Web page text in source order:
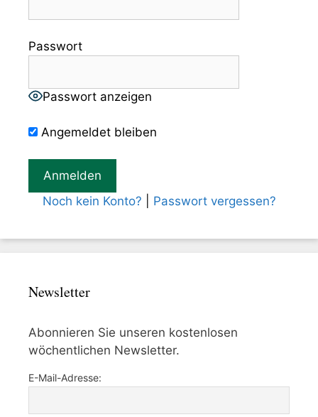
Passwort
Passwort anzeigen
Angemeldet bleiben
Noch kein Konto? Passwort vergessen?
Newsletter
Abonnieren Sie unseren kostenlosen
wöchentlichen Newsletter.
E-Mail-Adresse: